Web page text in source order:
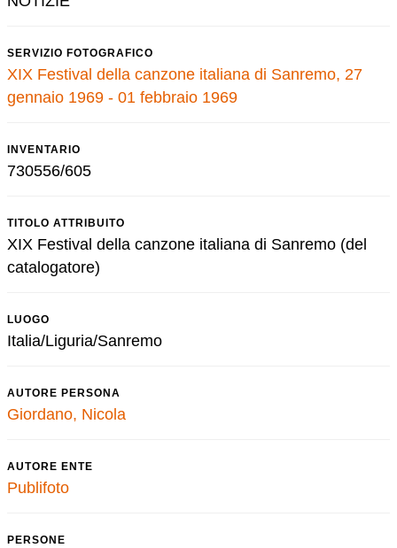
SERVIZIO FOTOGRAFICO
XIX Festival della canzone italiana di Sanremo, 27
gennaio 1969 - 01 febbraio 1969
INVENTARIO
730556/605
TITOLO ATTRIBUITO
XIX Festival della canzone italiana di Sanremo (del
catalogatore)
LUOGO
Italia/Liguria/Sanremo
AUTORE PERSONA
Giordano, Nicola
AUTORE ENTE
Publifoto
PERSONE